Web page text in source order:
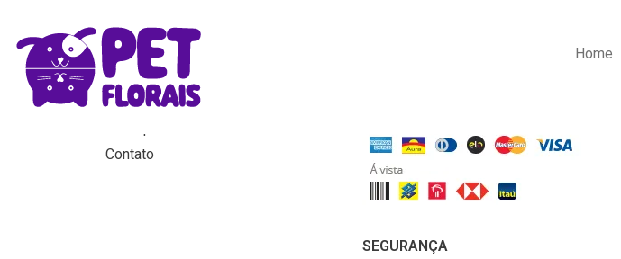
Home
MENU
Home
Produtos
Contato
SEGURANÇA